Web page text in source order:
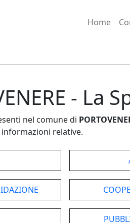
Home
- La
nel comune di
informazioni relative.